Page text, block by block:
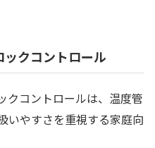
クコントロール
クコントロールは、温度管
いやすさを重視する家庭向